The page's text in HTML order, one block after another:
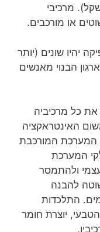
מרכיבי
או מורכבים.
יהיו שונים (יותר
הבנוי מאנשים
כל מרכיביה
האינטראקציה
המערכת המורכבת
המערכת
ולהתמסר
להבנה
התלכדות
יוצרת חומר